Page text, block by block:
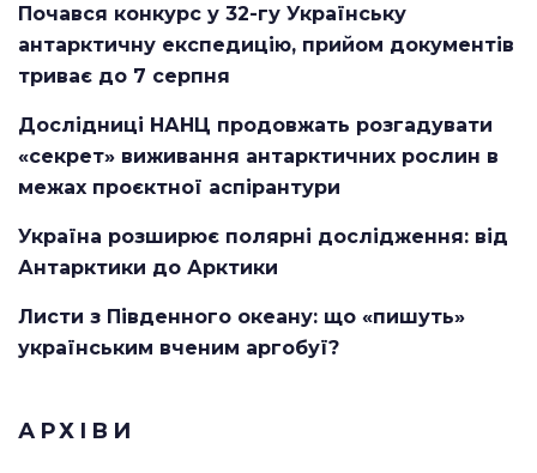
Почався конкурс у 32-гу Українську
антарктичну експедицію, прийом документів
триває до 7 серпня
Дослідниці НАНЦ продовжать розгадувати
«секрет» виживання антарктичних рослин в
межах проєктної аспірантури
Україна розширює полярні дослідження: від
Антарктики до Арктики
Листи з Південного океану: що «пишуть»
українським вченим аргобуї?
АРХІВИ